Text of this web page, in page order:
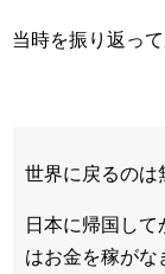
当時を振り返っ
世界に戻るのは
日本に帰国し
はお金を稼がな